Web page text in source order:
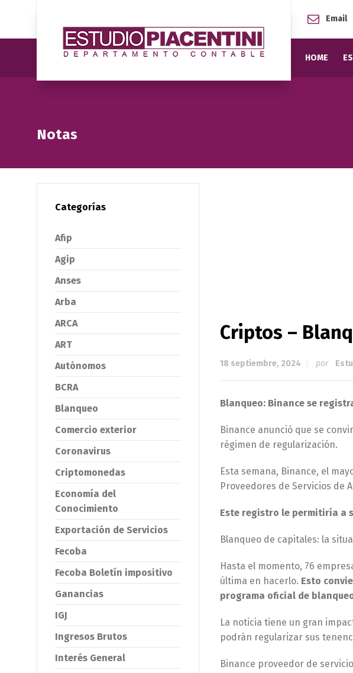
Email
HOME
Notas
Criptos –
18 septiembre, 2024 por
Blanqueo: Binance se
Binance anunció que se
régimen de regularización.
Esta semana, Binance, el
Proveedores de Servicios de
Este registro le permitiría a
Blanqueo de capitales: la
Hasta el momento, 76
última en hacerlo. Esto
programa oficial de
La noticia tiene un gran
podrán regularizar sus
Binance proveedor de
Categorías
Afip
Agip
Anses
Arba
ARCA
ART
Autónomos
BCRA
Blanqueo
Comercio exterior
Coronavirus
Criptomonedas
Economía del
Conocimiento
Exportación de Servicios
Fecoba
Fecoba Boletín impositivo
Ganancias
IGJ
Ingresos Brutos
Interés General